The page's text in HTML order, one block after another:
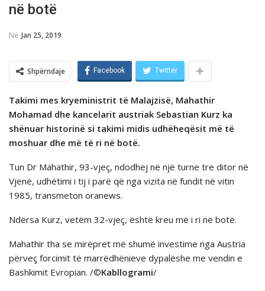
në botë
Në Jan 25, 2019
Shpërndaje Facebook Twitter
Takimi mes kryeministrit të Malajzisë, Mahathir
Mohamad dhe kancelarit austriak Sebastian Kurz ka
shënuar historinë si takimi midis udhëheqësit më të
moshuar dhe më të ri në botë.
Tun Dr Mahathir, 93-vjeç, ndodhej në një turne tre ditor në
Vjenë, udhëtimi i tij i parë që nga vizita në fundit në vitin
1985, transmeton oranews.
Ndërsa Kurz, vetëm 32-vjeç, është kreu më i ri në botë.
Mahathir tha se mirëpret më shumë investime nga Austria
përveç forcimit të marrëdhënieve dypalëshe me vendin e
Bashkimit Evropian. /©Kabllogrami/